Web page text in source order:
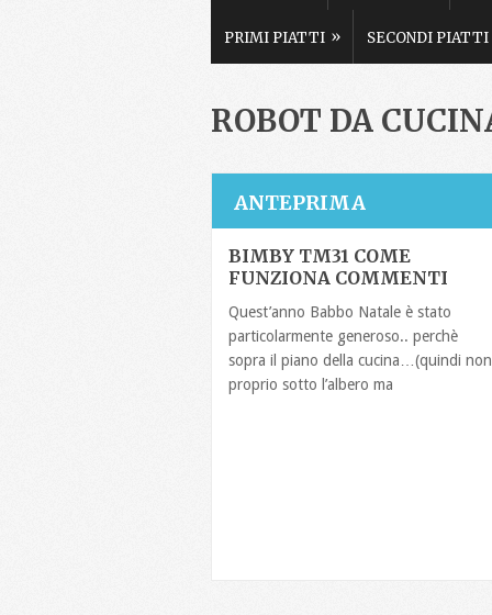
PRIMI PIATTI » SECONDI PIATTI
ROBOT DA
ANTEPRIMA
BIMBY TM31 COME
FUNZIONA COMMENTI
Quest’anno Babbo Natale è stato
particolarmente generoso.. perchè
sopra il piano della cucina…(quindi non
proprio sotto l’albero ma